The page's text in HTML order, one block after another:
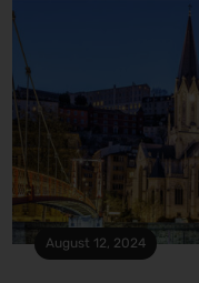
August 12, 2024